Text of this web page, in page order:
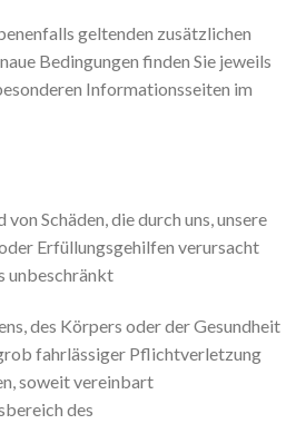
geltenden zusätzlichen
Bedingungen finden Sie jeweils
Informationsseiten im
Schäden, die durch uns, unsere
Erfüllungsgehilfen verursacht
unbeschränkt
des Körpers oder der Gesundheit
fahrlässiger Pflichtverletzung
soweit vereinbart
des